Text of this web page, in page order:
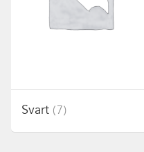
Svart (7)